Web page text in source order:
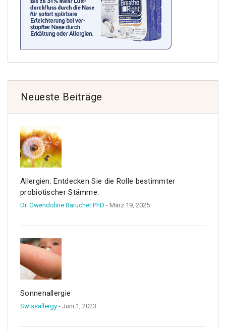
Neueste Beiträge
Allergien: Entdecken Sie die Rolle bestimmter
probiotischer Stämme.
Dr. Gwendoline Baruchet PhD - März 19, 2025
Sonnenallergie
Swissallergy - Juni 1, 2023